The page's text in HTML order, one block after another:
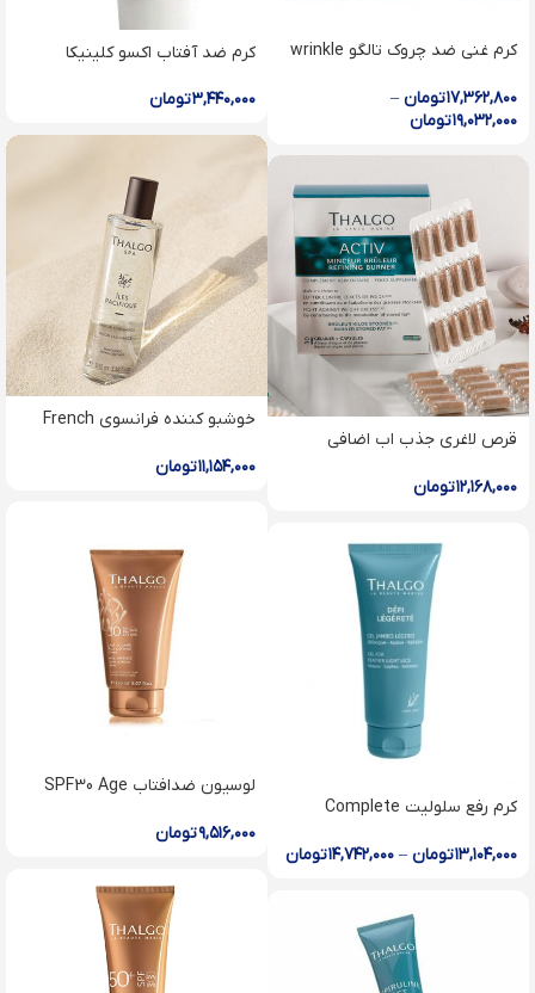
کرم غنی ضد چروک تالگو wrinkle
۱۷,۳۶۲,۸۰۰تومان –
۱۹,۰۳۲,۰۰۰تومان
کرم ضد آفتاب اکسو کلینیکا
۳,۴۴۰,۰۰۰تومان
خوشبو کننده فرانسوی French
۱۱,۱۵۴,۰۰۰تومان
قرص لاغرى جذب اب اضافی
۱۲,۱۶۸,۰۰۰تومان
لوسيون ضدافتاب SPF30 Age
۹,۵۱۶,۰۰۰تومان
كرم رفع سلوليت Complete
۱۳,۱۰۴,۰۰۰تومان – ۱۴,۷۴۲,۰۰۰تومان